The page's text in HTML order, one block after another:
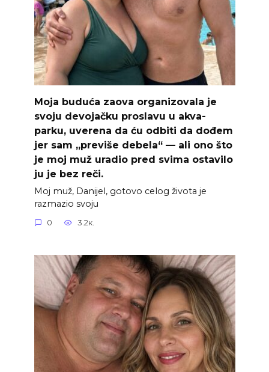
Moja buduća zaova organizovala je
svoju devojačku proslavu u akva-
parku, uverena da ću odbiti da dođem
jer sam „previše debela“ — ali ono što
je moj muž uradio pred svima ostavilo
ju je bez reči.
Moj muž, Danijel, gotovo celog života je
razmazio svoju
0 3.2к.